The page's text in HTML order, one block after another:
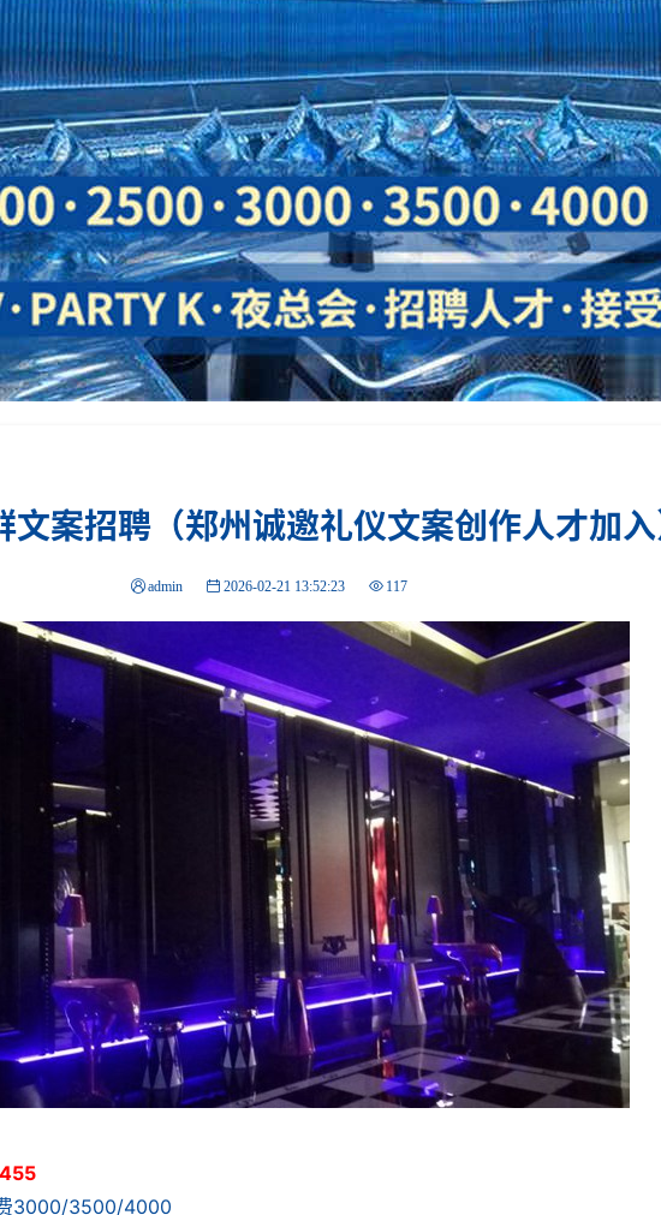
文案招聘（郑州诚邀礼仪文案创作人才加入
admin 2026-02-21 13:52:23 117
3000/3500/4000